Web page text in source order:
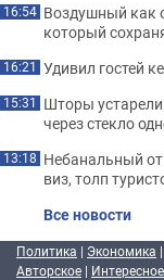
16:54 Воздушный как
который
16:21 Удивил гостей
15:31 Шторы
через стекло
13:18 Небанальный
виз, толп
Все новости
Политика | Экономика |
Авторское | Интересное